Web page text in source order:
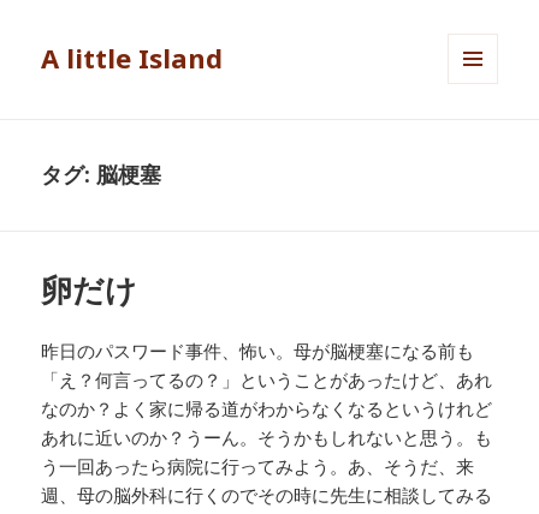
A little Island
タグ: 脳梗塞
卵だけ
昨日のパスワード事件、怖い。母が脳梗塞になる前も
「え？何言ってるの？」ということがあったけど、あれ
なのか？よく家に帰る道がわからなくなるというけれど
あれに近いのか？うーん。そうかもしれないと思う。も
う一回あったら病院に行ってみよう。あ、そうだ、来
週、母の脳外科に行くのでその時に先生に相談してみる